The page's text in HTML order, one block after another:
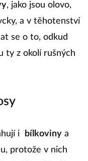
, jako jsou olovo,
a v těhotenství
se o to, odkud
ty z okolí rušných
i bílkovinya
protože v nich